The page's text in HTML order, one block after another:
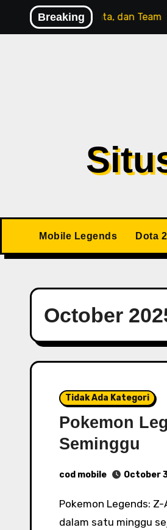
Breaking
Sonata, dan Team GTA
Mobile Legends Dota 2
October
Tidak Ada Kategori
Pokemon
Seminggu
cod mobile October
Pokemon Legends: Z-A mencetak rekor baru dengan terjual lebih dari 5,8 juta unit hanya
dalam satu minggu